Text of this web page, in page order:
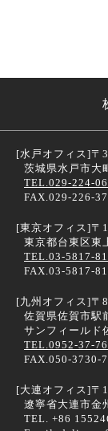
[水戸オフィス]〒
茨城県水戸市
TEL.029-224-
FAX.029-226-
[東京オフィス]〒
東京都台東区
TEL.03-5817-
FAX.03-5817-
[九州オフィス]〒
佐賀県佐賀市駅
サンフィールド
TEL.0952-37-
FAX.050-3730-
[大連オフィス]〒
遼寧省大連市金
TEL. +86